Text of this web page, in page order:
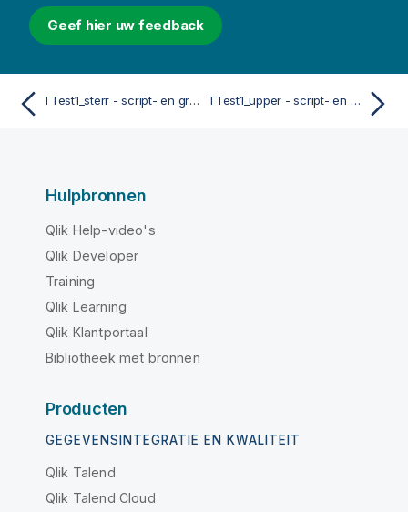
Geef hier uw feedback
TTest1_sterr - script- en grafiekfunctie TTest1_upper - script- en grafiekfunctie
Hulpbronnen
Qlik Help-video's
Qlik Developer
Training
Qlik Learning
Qlik Klantportaal
Bibliotheek met bronnen
Producten
GEGEVENSINTEGRATIE EN KWALITEIT
Qlik Talend
Qlik Talend Cloud